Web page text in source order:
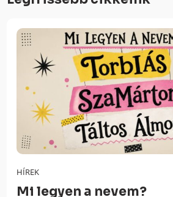
HÍREK
Mi legyen a nevem?